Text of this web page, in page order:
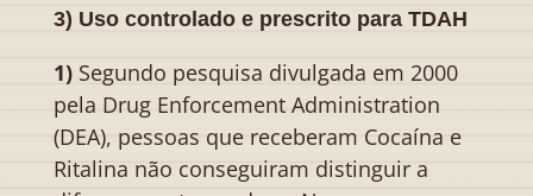
3) Uso controlado e prescrito para TDAH
1)Segundo pesquisa divulgada em 2000
pela Drug Enforcement Administration
(DEA), pessoas que receberam Cocaína e
Ritalina não conseguiram distinguir a